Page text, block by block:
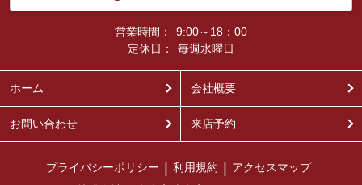
営業時間：
9:00～18：00
定休日：
毎週水曜日
ホーム 会社概要
お問い合わせ 来店予約
プライバシーポリシー 利用規約
アクセスマップ